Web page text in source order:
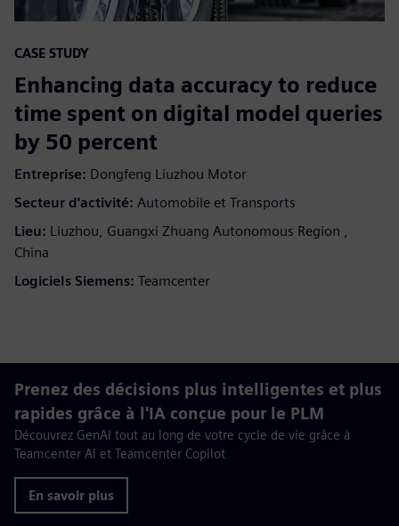
CASE STUDY
Enhancing data accuracy to reduce
time spent on digital model queries
by 50 percent
Entreprise: Dongfeng Liuzhou Motor
Secteur d'activité: Automobile et Transports
Lieu: Liuzhou, Guangxi Zhuang Autonomous Region ,
China
Logiciels Siemens: Teamcenter
Prenez des décisions plus intelligentes et plus
rapides grâce à l'IA conçue pour le PLM
Découvrez GenAI tout au long de votre cycle de vie grâce à
Teamcenter AI et Teamcenter Copilot
En savoir plus